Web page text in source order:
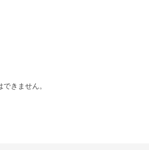
きません。